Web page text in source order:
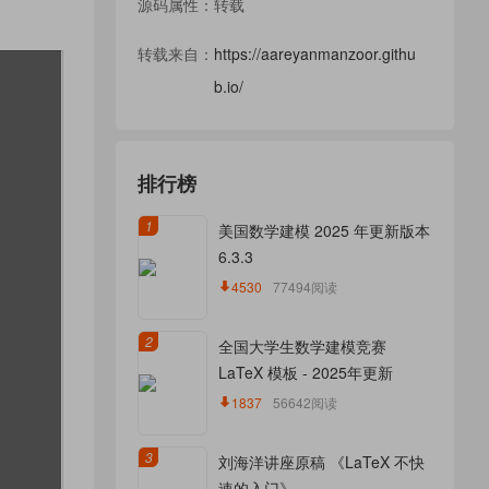
源码属性：转载
转载来自： https://aareyanmanzoor.githu
b.io/
排行榜
1
美国数学建模 2025 年更新版本
6.3.3
4530 77494阅读
2
全国大学生数学建模竞赛
LaTeX 模板 - 2025年更新
1837 56642阅读
3
刘海洋讲座原稿 《LaTeX 不快